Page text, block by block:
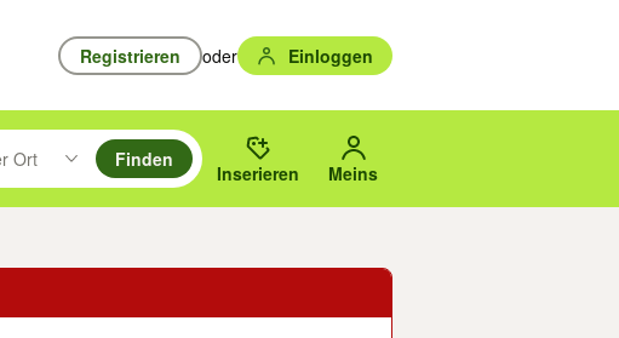
Registrieren oder Einloggen
unten durchsuchen und mit Eingabetaste auswählen.
drücken um zu suchen, oder Vorschläge mit den Pfeiltasten nach oben/
Ort
Umkreis des gewählten Orts oder PLZ.
Finden
Inserieren Meins